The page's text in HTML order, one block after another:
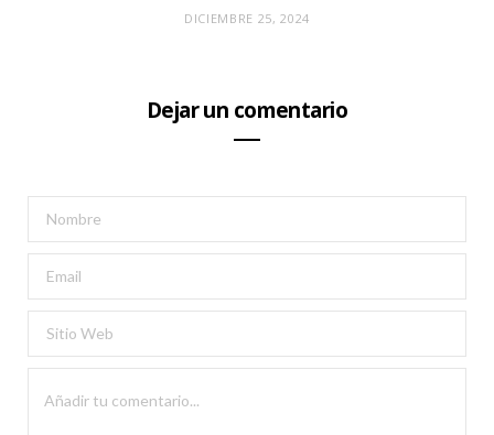
DICIEMBRE 25, 2024
Dejar un comentario